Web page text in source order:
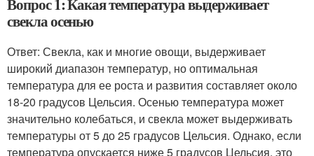
Вопрос 1: Какая температура выдерживает
свекла осенью
Ответ: Свекла, как и многие овощи, выдерживает
широкий диапазон температур, но оптимальная
температура для ее роста и развития составляет около
18-20 градусов Цельсия. Осенью температура может
значительно колебаться, и свекла может выдерживать
температуры от 5 до 25 градусов Цельсия. Однако, если
температура опускается ниже 5 градусов Цельсия, это